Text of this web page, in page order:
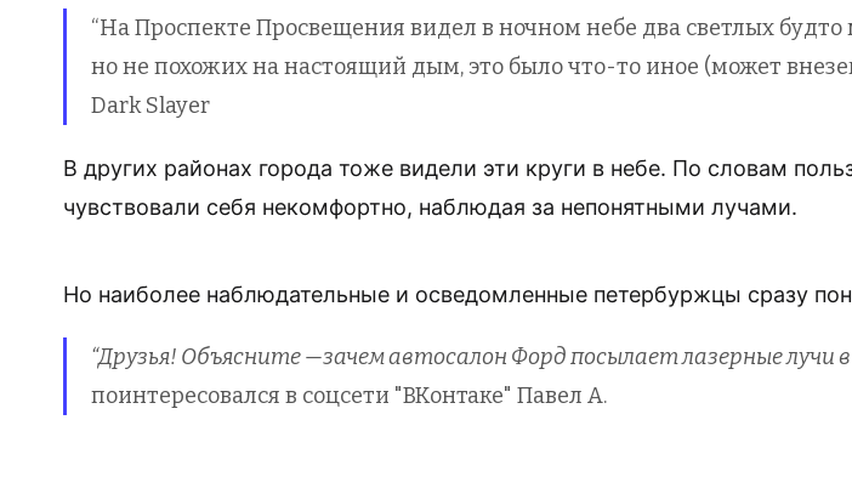
“На Проспекте Просвещения видел в ночном небе два светлых
но не похожих на настоящий дым, это было что-то иное (может
Dark Slayer
В других районах города тоже видели эти круги в небе. По словам
чувствовали себя некомфортно, наблюдая за непонятными лучами.
Но наиболее наблюдательные и осведомленные петербуржцы сразу
“Друзья! Объясните —зачем автосалон Форд посылает лазерные лучи в
поинтересовался в соцсети "ВКонтаке" Павел А.